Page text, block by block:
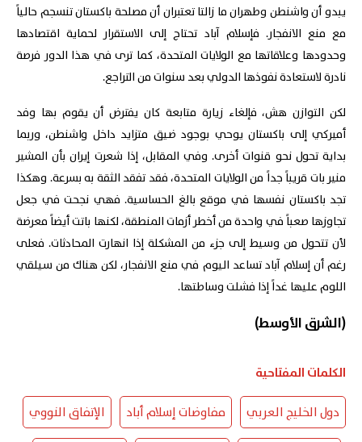
يبدو أن واشنطن وطهران ما زالتا تعتبران أن مصلحة باكستان تنسجم حالياً
مع منع الانفجار. فإسلام آباد تحتاج إلى الاستقرار لحماية اقتصادها
وحدودها وعلاقاتها مع الولايات المتحدة، كما ترى في هذا الدور فرصة
نادرة لاستعادة نفوذها الدولي بعد سنوات من التراجع.
لكن التوازن هش، فإلغاء زيارة متابعة كان يفترض أن يقوم بها وفد
أميركي إلى باكستان يوحي بوجود ضيق متزايد داخل واشنطن، وربما
بداية تحول نحو قنوات أخرى. وفي المقابل، إذا شعرت إيران بأن المشير
منير بات قريباً جداً من الولايات المتحدة، فقد تفقد الثقة به بسرعة. وهكذا
تجد باكستان نفسها في موقع بالغ الحساسية. فهي نجحت في جعل
تجاوزها صعباً في واحدة من أخطر أزمات المنطقة، لكنها باتت أيضاً معرضة
لأن تتحول من وسيط إلى جزء من المشكلة إذا انهارت المحادثات. فعلى
رغم أن إسلام آباد تساعد اليوم في منع الانفجار، لكن هناك من سيلقي
اللوم عليها غداً إذا فشلت وساطتها.
(الشرق الأوسط)
الكلمات المفتاحية
دول الخليج العربي مفاوضات إسلام أباد الإتفاق النووي